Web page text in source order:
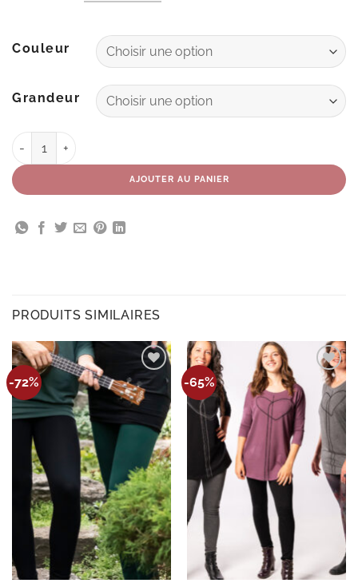
Couleur
Grandeur
AJOUTER AU PANIER
PRODUITS SIMILAIRES
-72%
Ajouter
à la
wishlist
-65%
Ajouter
à la
wishlist